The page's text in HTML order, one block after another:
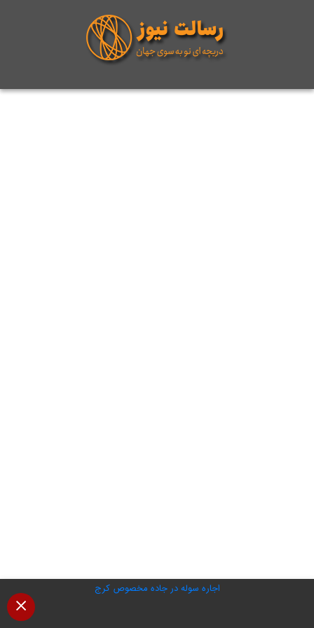
اجاره سوله در جاده مخصوص کرج